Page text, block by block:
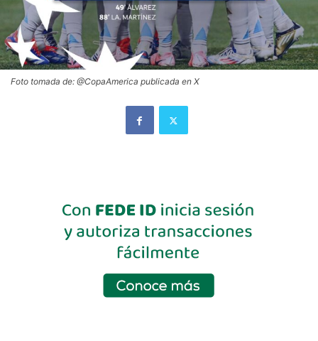
Foto tomada de: @CopaAmerica publicada en X